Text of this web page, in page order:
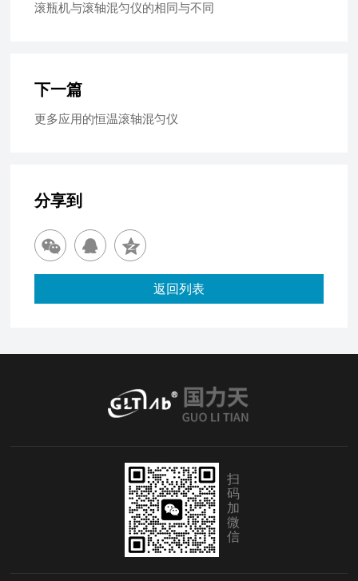
滚瓶机与滚轴混匀仪的相同与不同
下一篇
更多应用的恒温滚轴混匀仪
分享到
返回列表
扫
码
加
微
信